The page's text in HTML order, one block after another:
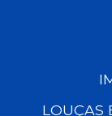
LOUÇAS